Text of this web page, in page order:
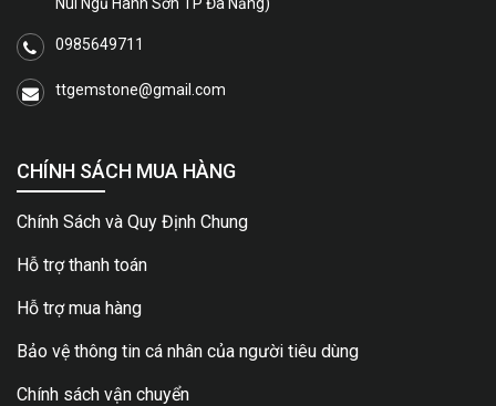
0985649711
ttgemstone@gmail.com
CHÍNH SÁCH MUA HÀNG
Chính Sách và Quy Định Chung
Hỗ trợ thanh toán
Hỗ trợ mua hàng
Bảo vệ thông tin cá nhân của người tiêu dùng
Chính sách vận chuyển